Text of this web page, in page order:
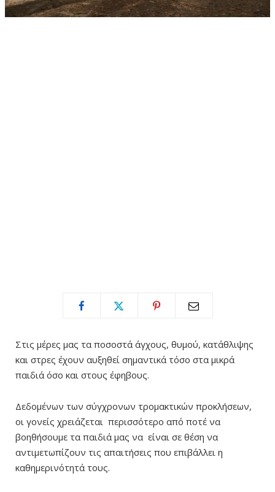
Στις μέρες μας τα ποσοστά άγχους, θυμού, κατάθλιψης
και στρες έχουν αυξηθεί σημαντικά τόσο στα μικρά
παιδιά όσο και στους έφηβους.
Δεδομένων των σύγχρονων τρομακτικών προκλήσεων,
οι γονείς χρειάζεται περισσότερο από ποτέ να
βοηθήσουμε τα παιδιά μας να είναι σε θέση να
αντιμετωπίζουν τις απαιτήσεις που επιβάλλει η
καθημερινότητά τους.